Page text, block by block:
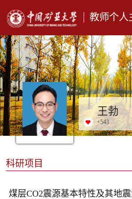
教师个人
王勃
+543
科研项目
煤层CO2震源基本特性及其地